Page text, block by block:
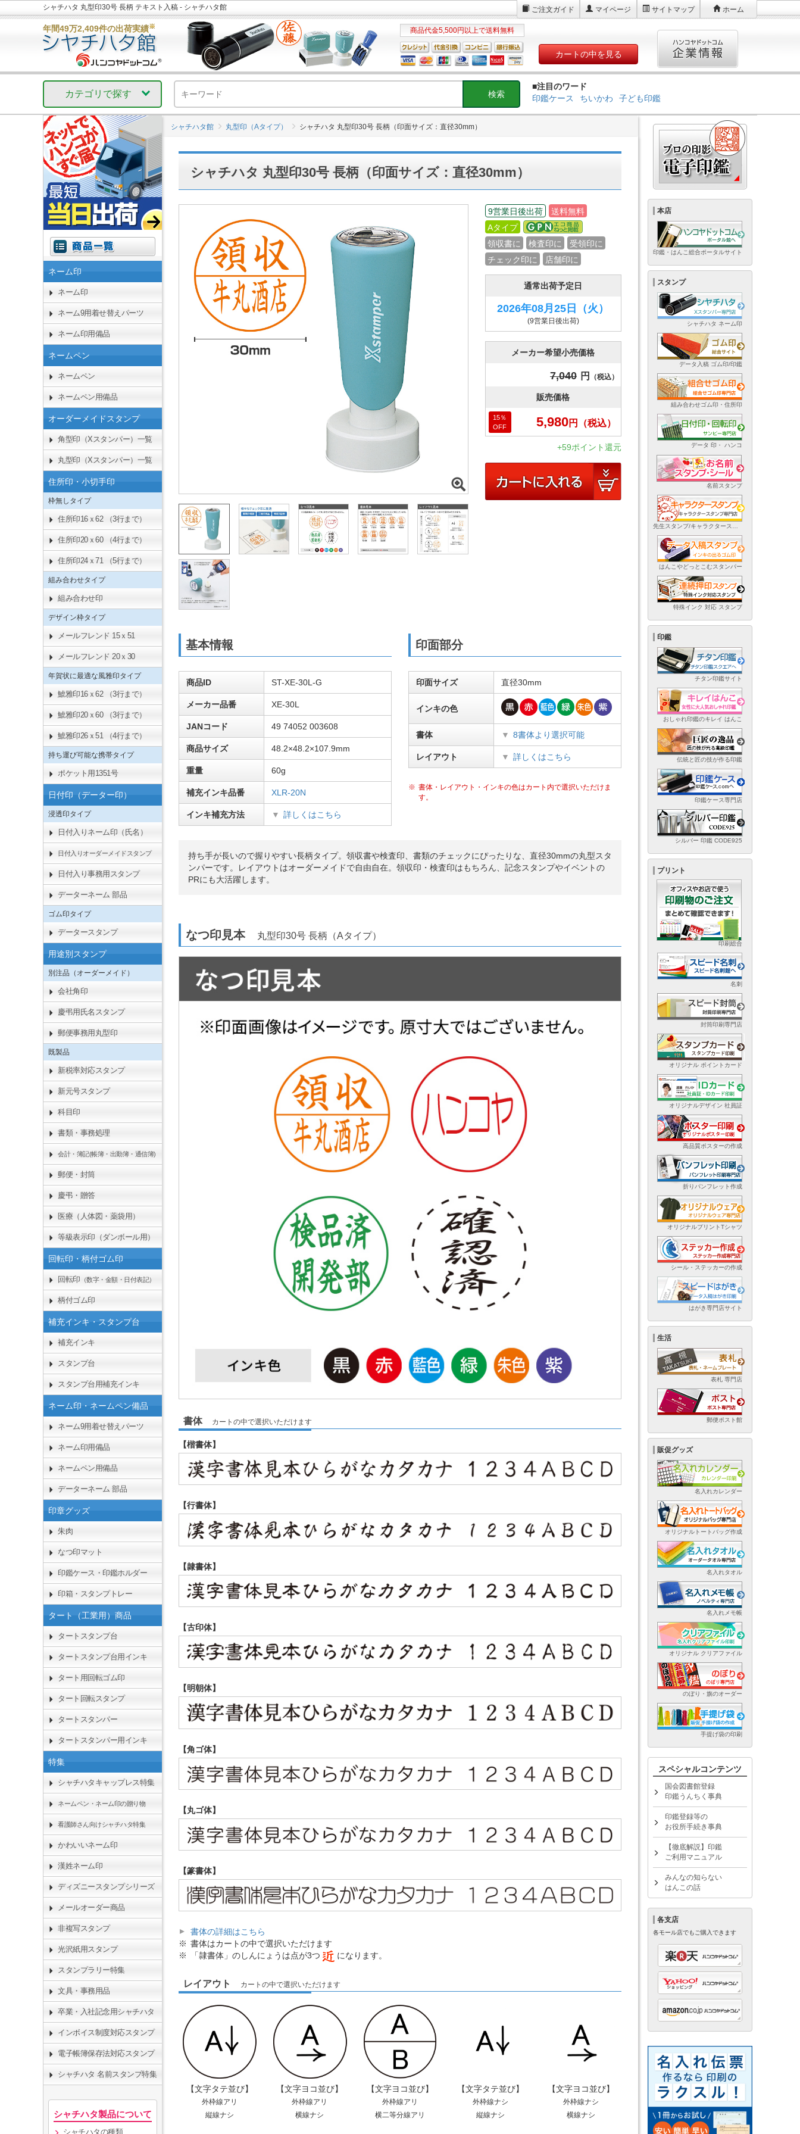
シャチハタ 丸型印30号 長柄 テキスト入稿 - シャチハタ館 ご注文ガイド マイページ サイトマップ ホーム
年間49万2,409件の出荷実績※
商品代金5,500円以上で送料無料
カートの中を見る
カテゴリで探す
■注目のワード
印鑑ケース
ちいかわ 子ども印鑑
シャチハタ館 丸型印（Aタイプ） シャチハタ 丸型印30号 長柄（印面サイズ：直径30mm）
シャチハタ 丸型印30号 長柄（印面サイズ：直径30mm）
9営業日後出荷
送料無料
Aタイプ
領収書に
検査印に
受領印に
チェック印に
店舗印に
通常出荷予定日
2026年08月25日 （火）
(9営業日後出荷)
メーカー希望小売価格
7,040 円 （税込）
販売価格
5,980円 （税込）
15％
OFF
+59ポイント還元
基本情報
商品ID ST-XE-30L-G
メーカー品番 XE-30L
JANコード 49 74052 003608
商品サイズ 48.2×48.2×107.9mm
重量 60g
補充インキ品番 XLR-20N
インキ補充方法 詳しくはこちら
印面部分
印面サイズ 直径30mm
インキの色
書体 8書体より選択可能
レイアウト 詳しくはこちら
書体・レイアウト・インキの色はカート内で選択いただけま
す。
持ち手が長いので握りやすい長柄タイプ。領収書や検査印、書類のチェックにぴったりな、直径30mmの丸型スタ
ンパーです。レイアウトはオーダーメイドで自由自在。領収印・検査印はもちろん、記念スタンプやイベントの
PRにも大活躍します。
なつ印見本 丸型印30号 長柄（Aタイプ）
書体 カートの中で選択いただけます
【楷書体】
【行書体】
【隷書体】
【古印体】
【明朝体】
【角ゴ体】
【丸ゴ体】
【篆書体】
書体の詳細はこちら
書体はカートの中で選択いただけます
「隷書体」のしんにょうは点が3つ
になります。
レイアウト カートの中で選択いただけます
【文字タテ並び】
外枠線アリ
縦線ナシ
【文字ヨコ並び】
外枠線アリ
横線ナシ
【文字ヨコ並び】
外枠線アリ
横二等分線アリ
【文字タテ並び】
外枠線ナシ
縦線ナシ
【文字ヨコ並び】
外枠線ナシ
横線ナシ
ネーム印
ネーム印
ネーム9用着せ替えパーツ
ネーム印用備品
ネームペン
ネームペン
ネームペン用備品
オーダーメイドスタンプ
角型印（Xスタンパー）一覧
丸型印（Xスタンパー）一覧
住所印・小切手印
枠無しタイプ
住所印16ｘ62 （3行まで）
住所印20ｘ60 （4行まで）
住所印24ｘ71 （5行まで）
組み合わせタイプ
組み合わせ印
デザイン枠タイプ
メールフレンド 15ｘ51
メールフレンド 20ｘ30
年賀状に最適な風雅印タイプ
鯱雅印16ｘ62 （3行まで）
鯱雅印20ｘ60 （3行まで）
鯱雅印26ｘ51 （4行まで）
持ち運び可能な携帯タイプ
ポケット用1351号
日付印（データー印）
浸透印タイプ
日付入りネーム印（氏名）
日付入りオーダーメイドスタンプ
日付入り事務用スタンプ
データーネーム 部品
ゴム印タイプ
データースタンプ
用途別スタンプ
別注品（オーダーメイド）
会社角印
慶弔用氏名スタンプ
郵便事務用丸型印
既製品
新税率対応スタンプ
新元号スタンプ
科目印
書類・事務処理
会計・簿記(帳簿・出勤簿・通信簿)
郵便・封筒
慶弔・贈答
医療（人体図・薬袋用）
等級表示印（ダンボール用）
回転印・柄付ゴム印
回転印 （数字・金額・日付表記）
柄付ゴム印
補充インキ・スタンプ台
補充インキ
スタンプ台
スタンプ台用補充インキ
ネーム印・ネームペン備品
ネーム9用着せ替えパーツ
ネーム印用備品
ネームペン用備品
データーネーム 部品
印章グッズ
朱肉
なつ印マット
印鑑ケース・印鑑ホルダー
印箱・スタンプトレー
タート（工業用）商品
タートスタンプ台
タートスタンプ台用インキ
タート用回転ゴム印
タート回転スタンプ
タートスタンパー
タートスタンパー用インキ
特集
シャチハタキャップレス特集
ネームペン・ネーム印の贈り物
看護師さん向けシャチハタ特集
かわいいネーム印
漢姓ネーム印
ディズニースタンプシリーズ
メールオーダー商品
非複写スタンプ
光沢紙用スタンプ
スタンプラリー特集
文具・事務用品
卒業・入社記念用シャチハタ
インボイス制度対応スタンプ
電子帳簿保存法対応スタンプ
シャチハタ 名前スタンプ特集
シャチハタ製品について
シャチハタの種類
本店
印鑑・はんこ総合ポータルサイト
スタンプ
シャチハタ ネーム印
データ入稿 ゴム印/印鑑
組み合わせゴム印・住所印
データ 印・ ハンコ
名前スタンプ
はんこやどっとこむスタンパー
特殊インク 対応 スタンプ
印鑑
チタン印鑑サイト
おしゃれ印鑑のキレイ はんこ
伝統と匠の技が作る印鑑
印鑑ケース専門店
シルバー 印鑑 CODE925
プリント
印刷総合
名刺
封筒印刷専門店
オリジナル ポイントカード
オリジナルデザイン 社員証
高品質ポスターの作成
折りパンフレット作成
オリジナルプリントTシャツ
シール・ステッカーの作成
はがき専門店サイト
生活
表札 専門店
郵便ポスト館
販促グッズ
名入れカレンダー
オリジナルトートバッグ作成
名入れタオル
名入れメモ帳
オリジナル クリアファイル
のぼり・旗のオーダー
手提げ袋の印刷
スペシャルコンテンツ
国会図書館登録
印鑑うんちく事典
印鑑登録等の
お役所手続き事典
【徹底解説】印鑑
ご利用マニュアル
みんなの知らない
はんこの話
各支店
各モール店でもご購入できます